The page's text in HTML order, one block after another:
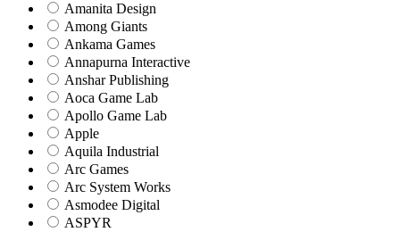
Amanita Design
Among Giants
Ankama Games
Annapurna Interactive
Anshar Publishing
Aoca Game Lab
Apollo Game Lab
Apple
Aquila Industrial
Arc Games
Arc System Works
Asmodee Digital
ASPYR